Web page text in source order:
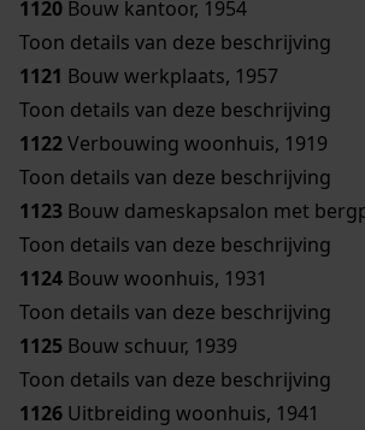
1120 Bouw kantoor, 1954
Toon details van deze beschrijving
1121 Bouw werkplaats, 1957
Toon details van deze beschrijving
1122Verbouwing woonhuis, 1919
Toon details van deze beschrijving
1123 Bouw dameskapsalon met
Toon details van deze beschrijving
1124 Bouw woonhuis, 1931
Toon details van deze beschrijving
1125 Bouw schuur, 1939
Toon details van deze beschrijving
1126 Uitbreiding woonhuis, 1941